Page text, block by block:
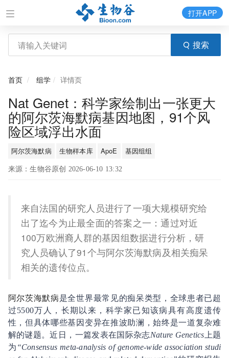
搜索
打开APP
首页 组学 详情页
Nat Genet：科学家绘制出一张更大
的阿尔茨海默病基因地图，91个风
险区域浮出水面
阿尔茨海默病 生物样本库 ApoE 基因组组
来源：生物谷原创 2026-06-10 13:32
来自法国的研究人员进行了一项大规模研究给
出了迄今为止最全面的答案之一：通过对近
100万欧洲裔人群的基因组数据进行分析，研
究人员确认了91个与阿尔茨海默病及相关痴呆
相关的遗传位点。
阿尔茨海默病是全世界最常见的痴呆类型，全球患者已超
过5500万人，长期以来，科学家已知该病具有高度遗传
性，但具体哪些基因变异在推波助澜，始终是一道复杂难
解的谜题。近日，一篇发表在国际杂志Nature Genetics 上题
为 “Consensus meta-analysis of genome-wide association studi